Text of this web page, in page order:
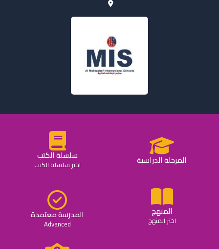
المرحلة الدراسية سلسلة الكتب
اختر سلسلة الكتب
المنهج
اختر المنهج المدرسة معتمدة
Advanced